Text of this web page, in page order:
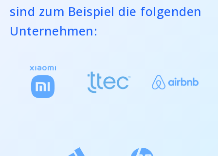
sind zum Beispiel die folgenden
Unternehmen: